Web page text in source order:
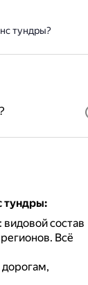
тундры?
тундры:
видовой состав
Всё
дорогам,